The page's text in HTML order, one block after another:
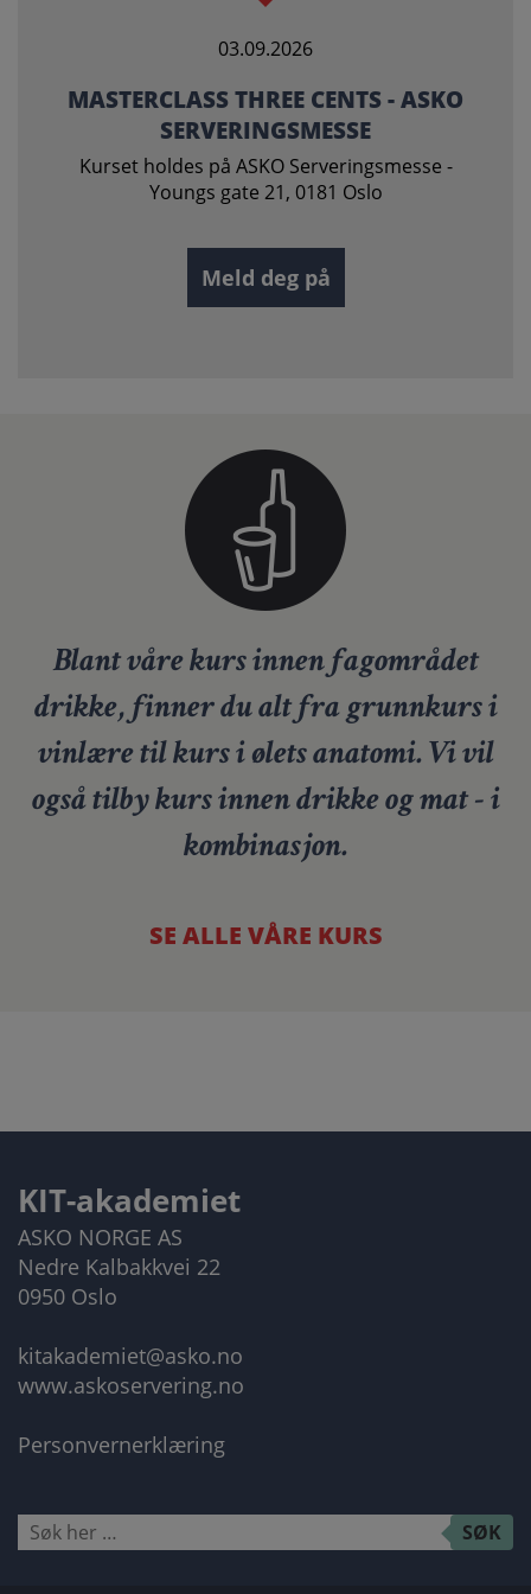
03.09.2026
MASTERCLASS THREE CENTS - ASKO
SERVERINGSMESSE
Kurset holdes på ASKO Serveringsmesse -
Youngs gate 21, 0181 Oslo
Meld deg på
Blant våre kurs innen fagområdet
drikke, finner du alt fra grunnkurs i
vinlære til kurs i ølets anatomi. Vi vil
også tilby kurs innen drikke og mat - i
kombinasjon.
SE ALLE VÅRE KURS
KIT-akademiet
ASKO NORGE AS
Nedre Kalbakkvei 22
0950 Oslo
kitakademiet@asko.no
www.askoservering.no
Personvernerklæring
Søk
etter:
SØK